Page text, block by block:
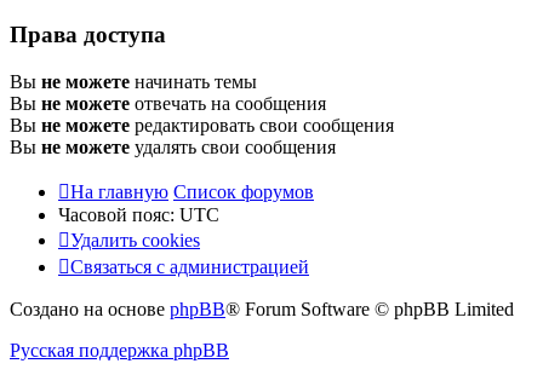
Права доступа
Вы не можете начинать темы
Вы не можете отвечать на сообщения
Вы не можете редактировать свои сообщения
Вы не можете удалять свои сообщения
На главную Список форумов
Часовой пояс: UTC
Удалить cookies
Связаться с администрацией
Создано на основе phpBB® Forum Software © phpBB Limited
Русская поддержка phpBB